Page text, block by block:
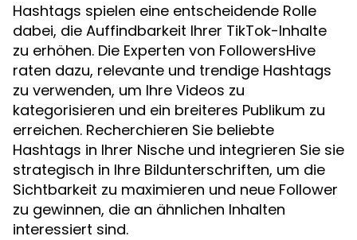
Hashtags spielen eine entscheidende Rolle
dabei, die Auffindbarkeit Ihrer TikTok-Inhalte
zu erhöhen. Die Experten von FollowersHive
raten dazu, relevante und trendige Hashtags
zu verwenden, um Ihre Videos zu
kategorisieren und ein breiteres Publikum zu
erreichen. Recherchieren Sie beliebte
Hashtags in Ihrer Nische und integrieren Sie sie
strategisch in Ihre Bildunterschriften, um die
Sichtbarkeit zu maximieren und neue Follower
zu gewinnen, die an ähnlichen Inhalten
interessiert sind.